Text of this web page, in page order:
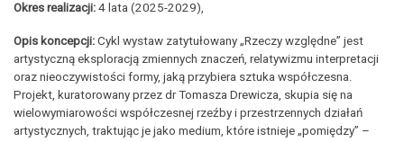
Okres realizacji: 4 lata (2025-2029),
Opis koncepcji: Cykl wystaw zatytułowany „Rzeczy względne” jest
artystyczną eksploracją zmiennych znaczeń, relatywizmu interpretacji
oraz nieoczywistości formy, jaką przybiera sztuka współczesna.
Projekt, kuratorowany przez dr Tomasza Drewicza, skupia się na
wielowymiarowości współczesnej rzeźby i przestrzennych działań
artystycznych, traktując je jako medium, które istnieje „pomiędzy” –